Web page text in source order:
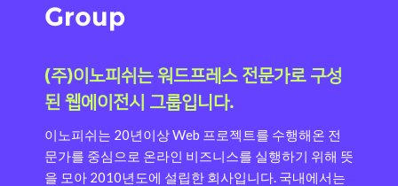
Group
(주)이노피쉬는 워드프레스 전문가로 구성
된 웹에이전시 그룹입니다.
이노피쉬는 20년이상 Web 프로젝트를 수행해온 전
문가를 중심으로 온라인 비즈니스를 실행하기 위해 뜻
을 모아 2010년도에 설립한 회사입니다. 국내에서는